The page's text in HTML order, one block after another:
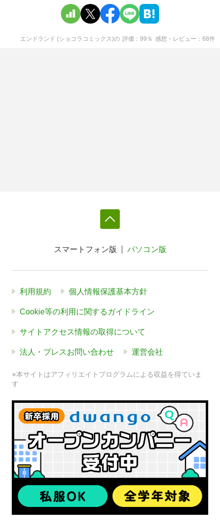
エンドランド (ショコラコミックス)の 評価 99 ％ 感想・レビュー 68件
スマートフォン版 パソコン版
利用規約 個人情報保護基本方針
Cookie等の利用に関するガイドライン
サイトアクセス情報の取得について
法人・プレスお問い合わせ 運営会社
※本サイトはアフィリエイトプログラムによる収益を得ていま
す